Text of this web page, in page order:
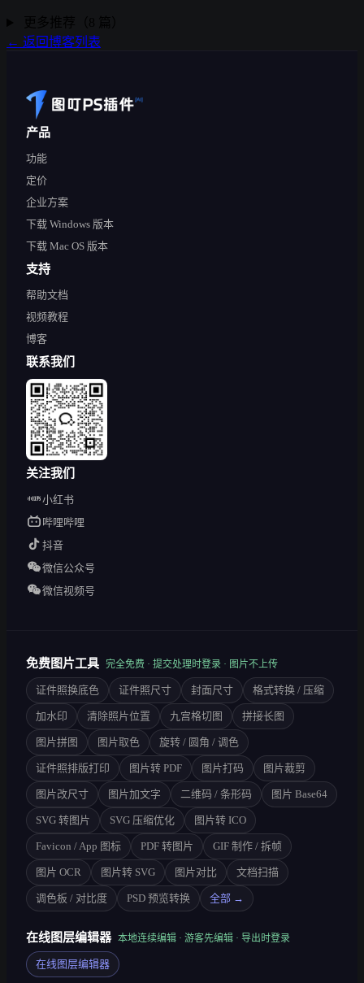
← 返回博客列表
产品
功能
定价
企业方案
下载 Windows 版本
下载 Mac OS 版本
支持
帮助文档
视频教程
博客
联系我们
关注我们
小红书
哔哩哔哩
抖音
微信公众号
微信视频号
免费图片工具 完全免费 · 提交处理时登录 · 图片不上传
证件照换底色 证件照尺寸 封面尺寸 格式转换 / 压缩
加水印 清除照片位置 九宫格切图 拼接长图
图片拼图 图片取色 旋转 / 圆角 / 调色
证件照排版打印 图片转 PDF 图片打码 图片裁剪
图片改尺寸 图片加文字 二维码 / 条形码 图片 Base64
SVG 转图片 SVG 压缩优化 图片转 ICO
Favicon / App 图标 PDF 转图片 GIF 制作 / 拆帧
图片 OCR 图片转 SVG 图片对比 文档扫描
调色板 / 对比度 PSD 预览转换 全部 →
在线图层编辑器 本地连续编辑 · 游客先编辑 · 导出时登录
在线图层编辑器